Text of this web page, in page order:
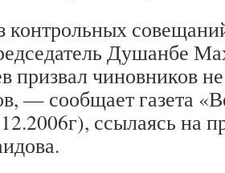
Душанбе
призвал чиновников
— сообщает газета
ссылаясь на